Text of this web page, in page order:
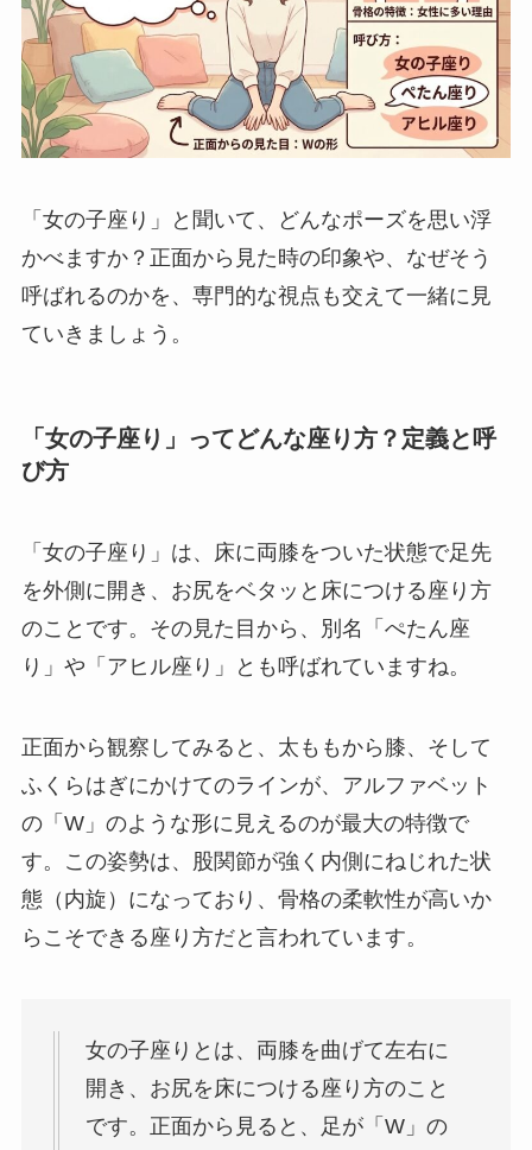
「女の子座り」と聞いて、どんなポーズを思い浮
かべますか？正面から見た時の印象や、なぜそう
呼ばれるのかを、専門的な視点も交えて一緒に見
ていきましょう。
「女の子座り」ってどんな座り方？定義と呼
び方
「女の子座り」は、床に両膝をついた状態で足先
を外側に開き、お尻をベタッと床につける座り方
のことです。その見た目から、別名「ぺたん座
り」や「アヒル座り」とも呼ばれていますね。
正面から観察してみると、太ももから膝、そして
ふくらはぎにかけてのラインが、アルファベット
の「W」のような形に見えるのが最大の特徴で
す。この姿勢は、股関節が強く内側にねじれた状
態（内旋）になっており、骨格の柔軟性が高いか
らこそできる座り方だと言われています。
女の子座りとは、両膝を曲げて左右に
開き、お尻を床につける座り方のこと
です。正面から見ると、足が「W」の